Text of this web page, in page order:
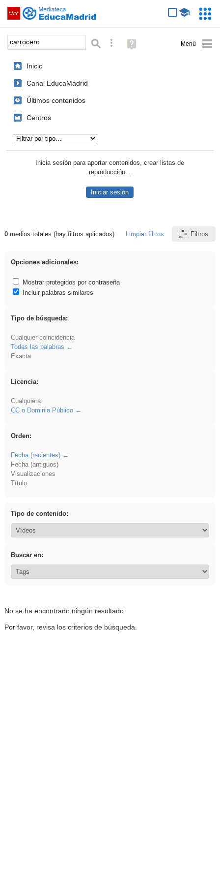
Saltar navegación
Palabra o frase: Búsqueda avanzada
Ayuda
(en
Inicio
Canal EducaMadrid
Últimos contenidos
Centros
Inicia sesión para aportar contenidos, crear listas de
reproducción...
Iniciar sesión
Resultados de: carrocero
0medios totales (hay filtros aplicados) Limpiar filtros Filtros
Opciones adicionales:
Mostrar protegidos por contraseña
Incluir palabras similares
Tipo de búsqueda:
Cualquier coincidencia
Todas las palabras
Exacta
Licencia:
Cualquiera
CCo Dominio Público
Orden:
Fecha (recientes)
Fecha (antiguos)
Visualizaciones
Título
Tipo de contenido:
Buscar en:
No se ha encontrado ningún resultado.
Por favor, revisa los criterios de búsqueda.